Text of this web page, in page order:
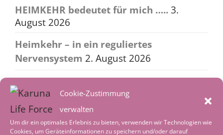
Cookie-Zustimmung
verwalten
Um dir ein optimales Erlebnis zu bieten, verwenden wir Technologien wie
Cookies, um Geräteinformationen zu speichern und/oder darauf
HEIMKEHR bedeutet für mich …..3.
August 2026
Heimkehr – in ein reguliertes
Nervensystem 2. August 2026
Worte der Achtsamkeit im August1.
August 2026
Tiefenentspannung – wenn die Welt leise
wird4. Juli 2026